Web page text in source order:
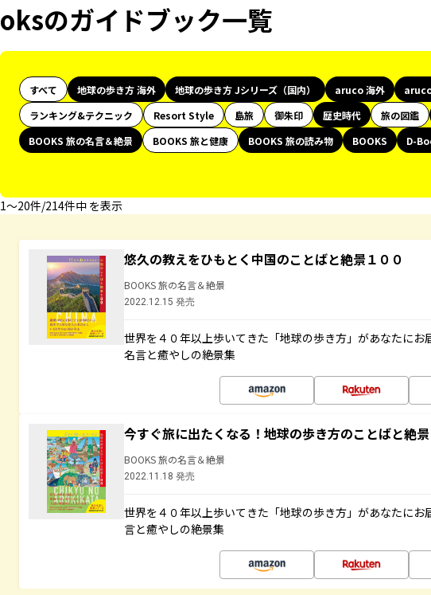
oksのガイドブック一覧
すべて 地球の歩き方 海外 地球の歩き方 Jシリーズ（国内） aruco 海外
ランキング&テクニック
Resort Style 島旅 御朱印 歴史時代 旅の図鑑
BOOKS 旅の名言＆絶景
BOOKS 旅と健康 BOOKS 旅の読み物 BOOKS
D-
1〜20件/214件中 を表示
悠久の教えをひもとく中国のことばと絶景１００
BOOKS 旅の名言＆絶景
2022.12.15 発売
世界を４０年以上歩いてきた「地球の歩き方」があなたにお
名言と癒やしの絶景集
今すぐ旅に出たくなる！地球の歩き方のことばと絶
BOOKS 旅の名言＆絶景
2022.11.18 発売
世界を４０年以上歩いてきた「地球の歩き方」があなたにお
言と癒やしの絶景集